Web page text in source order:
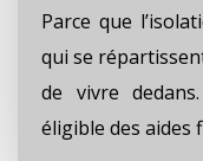
Parce que
qui se
de vivre
éligible des aides